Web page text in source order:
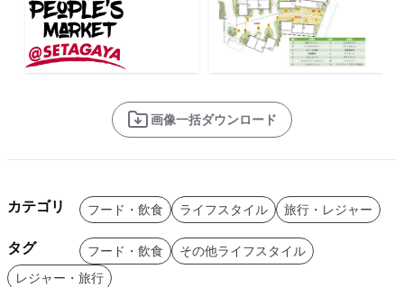
画像一括ダウンロード
カテゴリ フード・飲食 ライフスタイル 旅行・レジャー
タグ フード・飲食
その他ライフスタイル
レジャー・旅行